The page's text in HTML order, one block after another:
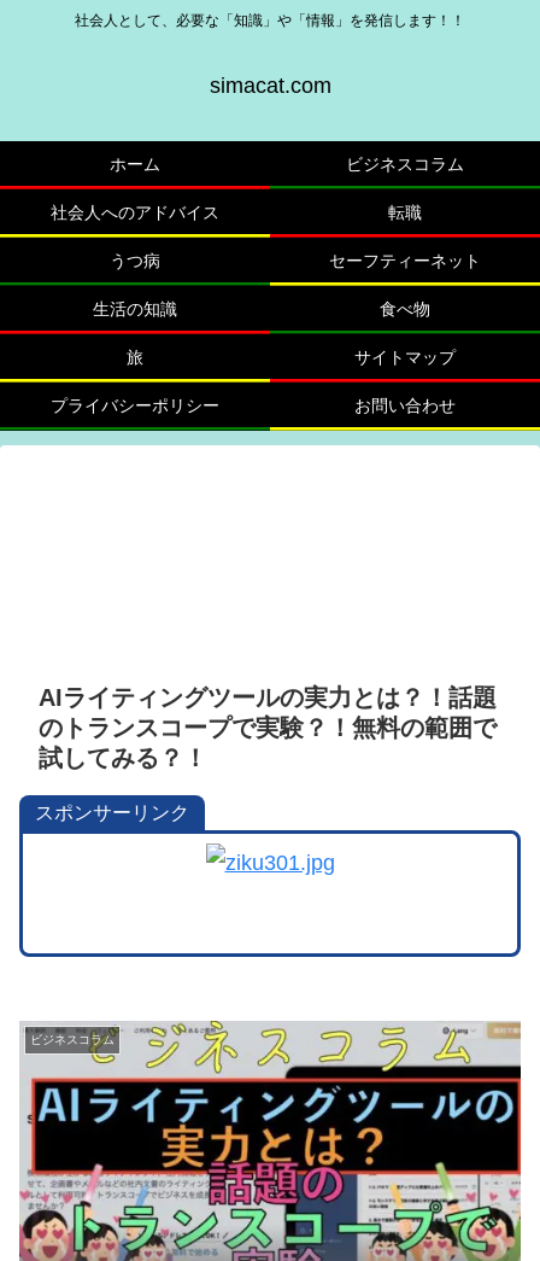
社会人として、必要な「知識」や「情報」を発信します！！
simacat.com
ホーム ビジネスコラム
社会人へのアドバイス 転職
うつ病 セーフティーネット
生活の知識 食べ物
旅 サイトマップ
プライバシーポリシー お問い合わせ
AIライティングツールの実力とは？！話題
のトランスコープで実験？！無料の範囲で
試してみる？！
スポンサーリンク
ビジネスコラム